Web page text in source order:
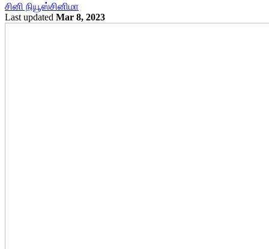
சினி நியூஸ்சினிமா
Last updated Mar 8, 2023